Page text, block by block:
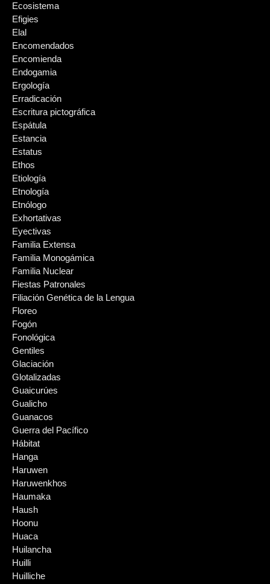
Ecosistema
Efigies
Elal
Encomendados
Encomienda
Endogamia
Ergología
Erradicación
Escritura pictográfica
Espátula
Estancia
Estatus
Ethos
Etiología
Etnología
Etnólogo
Exhortativas
Eyectivas
Familia Extensa
Familia Monogámica
Familia Nuclear
Fiestas Patronales
Filiación Genética de la Lengua
Floreo
Fogón
Fonológica
Gentiles
Glaciación
Glotalizadas
Guaicurúes
Gualicho
Guanacos
Guerra del Pacífico
Hábitat
Hanga
Haruwen
Haruwenkhos
Haumaka
Haush
Hoonu
Huaca
Huilancha
Huilli
Huilliche